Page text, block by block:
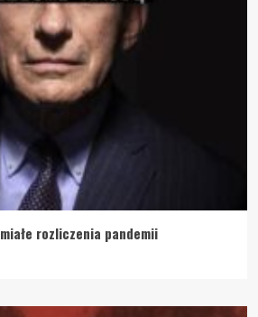
rozliczenia pandemii